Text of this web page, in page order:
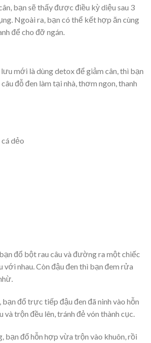
bạn sẽ thấy được điều kỳ diệu sau 3
Ngoài ra, bạn có thể kết hợp ăn cùng
để cho đỡ ngán.
mới là dùng detox để giảm cân, thì bạn
đỗ đen làm tại nhà, thơm ngon, thanh
dẻo
đổ bột rau câu và đường ra một chiếc
nhau. Còn đậu đen thì bạn đem rửa
bạn đổ trực tiếp đậu đen đã ninh vào hỗn
và trộn đều lên, tránh đẻ vón thành cục.
bạn đổ hỗn hợp vừa trộn vào khuôn, rồi